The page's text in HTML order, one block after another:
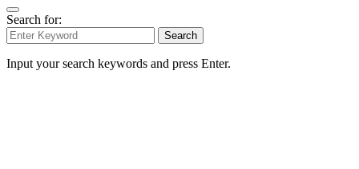
Search for:
Search
Input your search keywords and press Enter.